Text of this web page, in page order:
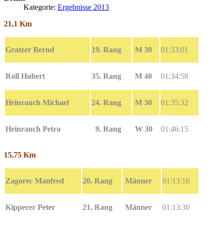
Kategorie: Ergebnisse 2013
21,1 Km
Gratzer Bernd 19. Rang M 30 01:33:01
Roll Hubert 35. Rang M 40 01:34:58
Heinrauch Michael 24. Rang M 30 01:35:32
Heinrauch Petra 9. Rang W 30 01:46:15
15,75 Km
Zagorec Manfred 20. Rang Männer 01:13:16
Kipperer Peter 21. Rang Männer 01:13:30